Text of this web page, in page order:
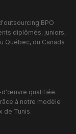
BPO
diplômés, juniors,
Québec, du Canada
d'œuvre qualifiée.
à notre modèle
de Tunis.